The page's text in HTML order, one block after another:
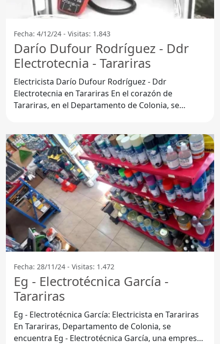
Fecha: 4/12/24 - Visitas: 1.843
Darío Dufour Rodríguez - Ddr
Electrotecnia - Tarariras
Electricista Darío Dufour Rodríguez - Ddr
Electrotecnia en Tarariras En el corazón de
Tarariras, en el Departamento de Colonia, se
Fecha: 28/11/24 - Visitas: 1.472
Eg - Electrotécnica García -
Tarariras
Eg - Electrotécnica García: Electricista en Tarariras
En Tarariras, Departamento de Colonia, se
encuentra Eg - Electrotécnica García, una empresa